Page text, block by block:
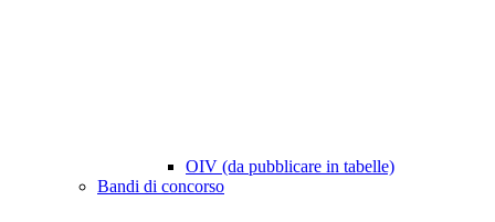
OIV (da pubblicare in tabelle)
Bandi di concorso